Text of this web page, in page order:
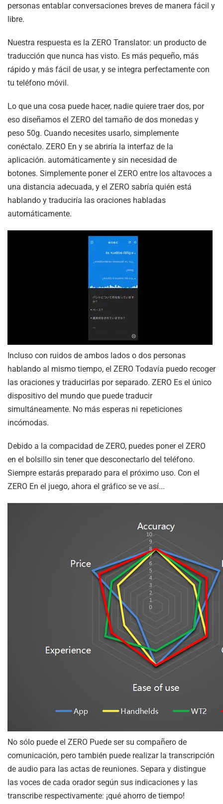
personas entablar conversaciones breves de manera fácil y
libre.
Nuestra respuesta es la ZERO Translator: un producto de
traducción que nunca has visto. Es más pequeño, más
rápido y más fácil de usar, y se integra perfectamente con
tu teléfono móvil.
Lo que una cosa puede hacer, nadie quiere traer dos, por
eso diseñamos el ZERO del tamaño de dos monedas y
peso 50g. Cuando necesites usarlo, simplemente
conéctalo. ZERO En y se abriría la interfaz de la
aplicación. automáticamente y sin necesidad de
botones. Simplemente poner el ZERO entre los altavoces a
una distancia adecuada, y el ZERO sabría quién está
hablando y traduciría las oraciones habladas
automáticamente.
Incluso con ruidos de ambos lados o dos personas
hablando al mismo tiempo, el ZERO Todavía puedo recoger
las oraciones y traducirlas por separado. ZERO Es el único
dispositivo del mundo que puede traducir
simultáneamente. No más esperas ni repeticiones
incómodas.
Debido a la compacidad de ZERO, puedes poner el ZERO
en el bolsillo sin tener que desconectarlo del teléfono.
Siempre estarás preparado para el próximo uso. Con el
ZERO En el juego, ahora el gráfico se ve así...
No sólo puede el ZERO Puede ser su compañero de
comunicación, pero también puede realizar la transcripción
de audio para las actas de reuniones. Separa y distingue
las voces de cada orador según sus indicaciones y las
transcribe respectivamente: ¡qué ahorro de tiempo!